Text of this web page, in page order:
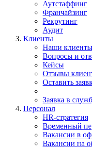
Аутстаффинг
Франчайзинг
Рекрутинг
Аудит
Клиенты
Наши клиенты
Вопросы и
Кейсы
Отзывы
Оставить
Заявка в
Персонал
HR-стратегия
Временный
Вакансии в
Вакансии на